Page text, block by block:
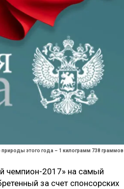
природы этого года – 1 килограмм 738 граммов
чемпион-2017» на самый
за счет спонсорских